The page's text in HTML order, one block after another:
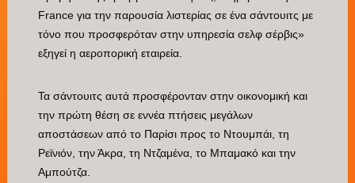
France για την παρουσία λιστερίας σε ένα σάντουιτς με
τόνο που προσφερόταν στην υπηρεσία σελφ σέρβις»
εξηγεί η αεροπορική εταιρεία.
Τα σάντουιτς αυτά προσφέρονταν στην οικονομική και
την πρώτη θέση σε εννέα πτήσεις μεγάλων
αποστάσεων από το Παρίσι προς το Ντουμπάι, τη
Ρεϊνιόν, την Άκρα, τη Ντζαμένα, το Μπαμακό και την
Αμπούτζα.